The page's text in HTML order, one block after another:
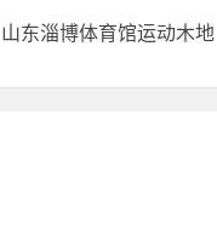
山东淄博体育馆运动木地